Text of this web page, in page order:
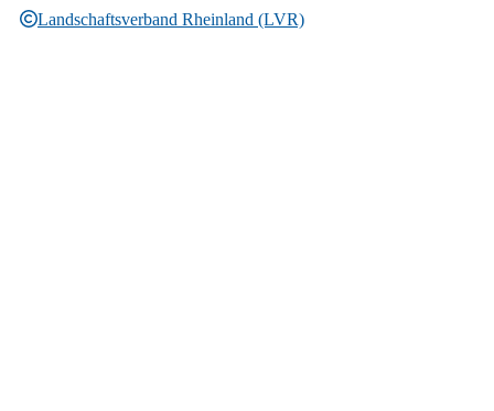
Landschaftsverband Rheinland (LVR)